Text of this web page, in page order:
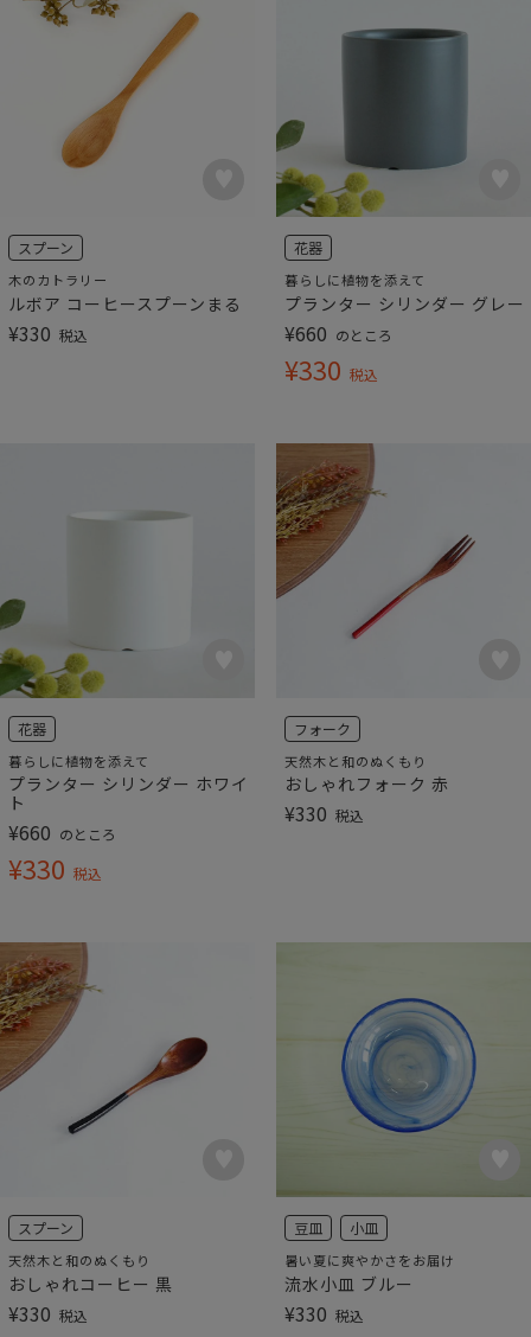
スプーン
木のカトラリー
ルボア コーヒースプーンまる
¥330 税込
花器
暮らしに植物を添えて
プランター シリンダー グレー
¥660 のところ
¥330 税込
花器
暮らしに植物を添えて
プランター シリンダー ホワイ
ト
¥660 のところ
¥330 税込
フォーク
天然木と和のぬくもり
おしゃれフォーク 赤
¥330 税込
スプーン
天然木と和のぬくもり
おしゃれコーヒー 黒
¥330 税込
豆皿 小皿
暑い夏に爽やかさをお届け
流水小皿 ブルー
¥330 税込